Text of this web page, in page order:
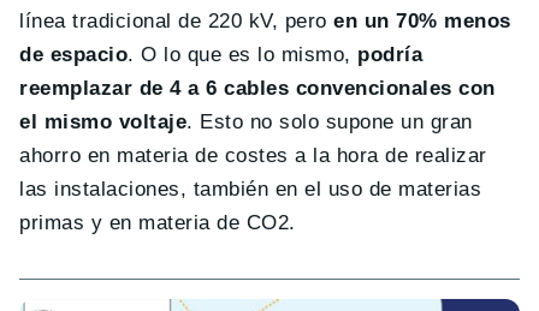
línea tradicional de 220 kV, peroen un 70% menos
de espacio. O lo que es lo mismo, podría
reemplazar de 4 a 6 cables convencionales con
el mismo voltaje. Esto no solo supone un gran
ahorro en materia de costes a la hora de realizar
las instalaciones, también en el uso de materias
primas y en materia de CO2.